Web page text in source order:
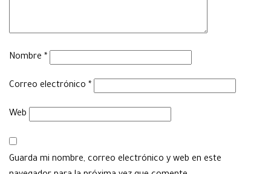
Nombre *
Correo electrónico *
Web
Guarda mi nombre, correo electrónico y web en este